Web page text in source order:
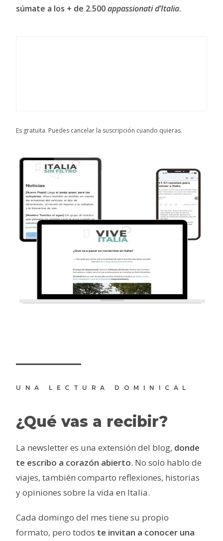
súmate a los + de 2.500appassionati d’Italia.
Es gratuita. Puedes cancelar la suscripción cuando quieras.
UNA LECTURA DOMINICAL
¿Qué vas a recibir?
La newsletter es una extensión del blog, donde
te escribo a corazón abierto. No solo hablo de
viajes, también comparto reflexiones, historias
y opiniones sobre la vida en Italia.
Cada domingo del mes tiene su propio
formato, pero todos te invitan a conocer una